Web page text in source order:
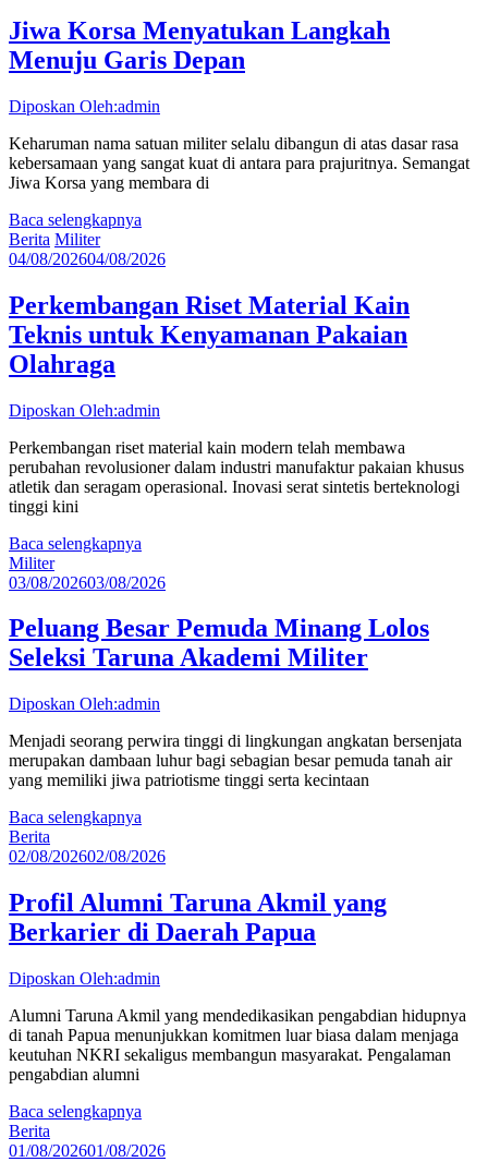
Jiwa Korsa Menyatukan Langkah
Menuju Garis Depan
Diposkan Oleh:admin
Keharuman nama satuan militer selalu dibangun di atas dasar rasa
kebersamaan yang sangat kuat di antara para prajuritnya. Semangat
Jiwa Korsa yang membara di
Baca selengkapnya
Berita Militer
04/08/202604/08/2026
Perkembangan Riset Material Kain
Teknis untuk Kenyamanan Pakaian
Olahraga
Diposkan Oleh:admin
Perkembangan riset material kain modern telah membawa
perubahan revolusioner dalam industri manufaktur pakaian khusus
atletik dan seragam operasional. Inovasi serat sintetis berteknologi
tinggi kini
Baca selengkapnya
Militer
03/08/202603/08/2026
Peluang Besar Pemuda Minang Lolos
Seleksi Taruna Akademi Militer
Diposkan Oleh:admin
Menjadi seorang perwira tinggi di lingkungan angkatan bersenjata
merupakan dambaan luhur bagi sebagian besar pemuda tanah air
yang memiliki jiwa patriotisme tinggi serta kecintaan
Baca selengkapnya
Berita
02/08/202602/08/2026
Profil Alumni Taruna Akmil yang
Berkarier di Daerah Papua
Diposkan Oleh:admin
Alumni Taruna Akmil yang mendedikasikan pengabdian hidupnya
di tanah Papua menunjukkan komitmen luar biasa dalam menjaga
keutuhan NKRI sekaligus membangun masyarakat. Pengalaman
pengabdian alumni
Baca selengkapnya
Berita
01/08/202601/08/2026